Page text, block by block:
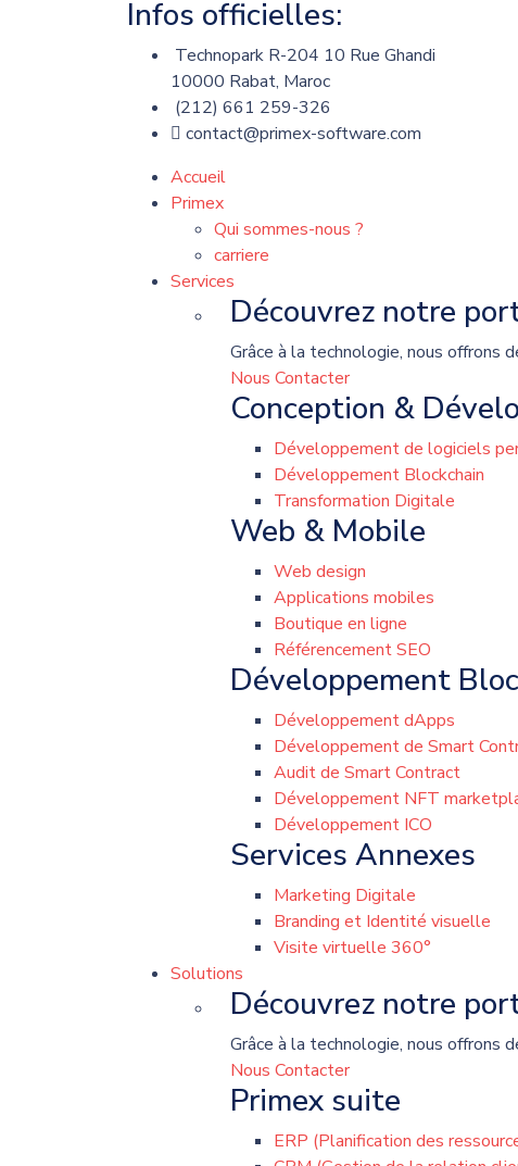
Infos officielles:
Technopark R-204 10 Rue Ghandi
10000 Rabat, Maroc
(212) 661 259-326
contact@primex-software.com
Accueil
Primex
Qui sommes-nous ?
carriere
Services
Découvrez notre
Grâce à la technologie, nous offrons
Nous Contacter
Conception &
Développement de logiciels
Développement Blockchain
Transformation Digitale
Web & Mobile
Web design
Applications mobiles
Boutique en ligne
Référencement SEO
Développement
Développement dApps
Développement de Smart
Audit de Smart Contract
Développement NFT
Développement ICO
Services Annexes
Marketing Digitale
Branding et Identité visuelle
Visite virtuelle 360°
Solutions
Découvrez notre
Grâce à la technologie, nous offrons
Nous Contacter
Primex suite
ERP (Planification des